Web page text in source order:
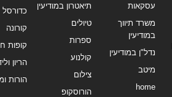
עסקאות
משרד תיווך
במודיעין
נדל"ן במודיעין
מיטב
home
תיאטרון במודיעין
טיולים
ספרות
קולנוע
צילום
הורוסקופ
כדורסל
קורונה
קופות
הריון
הורות